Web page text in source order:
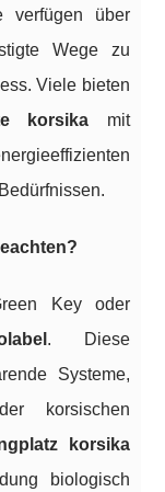
verfügen über
Wege zu
Viele bieten
korsika mit
Key oder
. Diese
Systeme,
korsischen
korsika
biologisch